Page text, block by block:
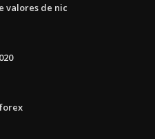
valores de nic